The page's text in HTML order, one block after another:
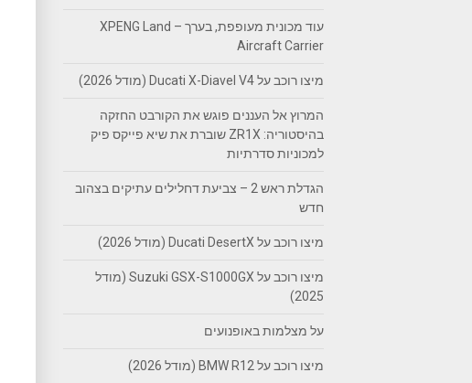
עוד מכונית מעופפת, בערך – XPENG Land
Aircraft Carrier
מיצו רוכב על Ducati X-Diavel V4 (מודל 2026)
המרוץ אל העננים פוגש את הקורבט החזקה
בהיסטוריה: ZR1X שוברת את שיא פייקס פיק
למכוניות סדרתיות
הגדלת ראש 2 – צביעת דחלילים עתיקים בצהוב
חדש
מיצו רוכב על Ducati DesertX (מודל 2026)
מיצו רוכב על Suzuki GSX-S1000GX (מודל
2025)
על מצלמות באופנועים
מיצו רוכב על BMW R12 (מודל 2026)